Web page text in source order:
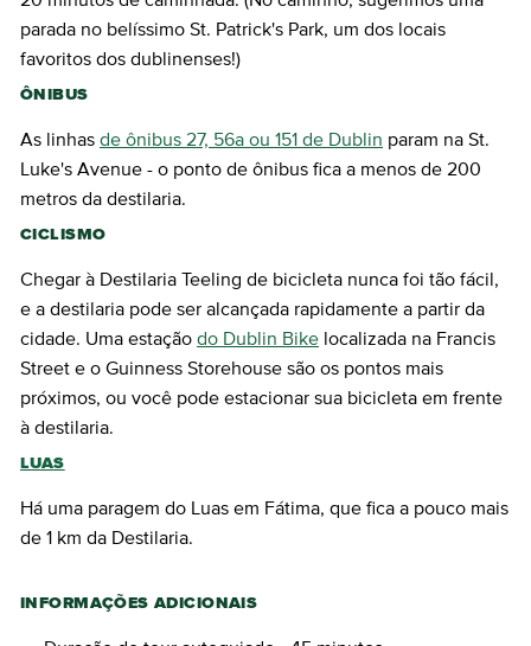
parada no belíssimo St. Patrick's Park, um dos locais
favoritos dos dublinenses!)
ÔNIBUS
As linhas de ônibus 27, 56a ou 151 de Dublin param na St.
Luke's Avenue - o ponto de ônibus fica a menos de 200
metros da destilaria.
CICLISMO
Chegar à Destilaria Teeling de bicicleta nunca foi tão fácil,
e a destilaria pode ser alcançada rapidamente a partir da
cidade. Uma estação do Dublin Bike localizada na Francis
Street e o Guinness Storehouse são os pontos mais
próximos, ou você pode estacionar sua bicicleta em frente
à destilaria.
LUAS
Há uma paragem do Luas em Fátima, que fica a pouco mais
de 1 km da Destilaria.
INFORMAÇÕES ADICIONAIS